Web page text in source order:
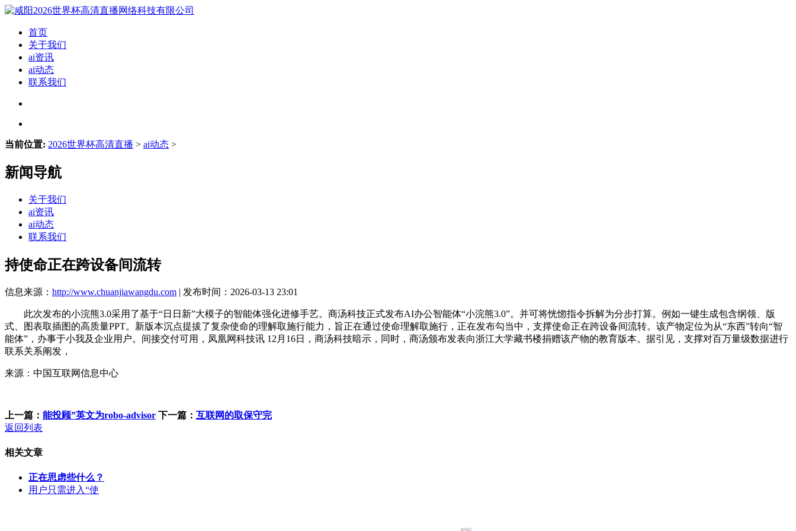
首页
关于我们
ai资讯
ai动态
联系我们
当前位置: 2026世界杯高清直播 > ai动态 >
新闻导航
关于我们
ai资讯
ai动态
联系我们
持使命正在跨设备间流转
信息来源： http://www.chuanjiawangdu.com | 发布时间：2026-03-13 23:01
此次发布的小浣熊3.0采用了基于“日日新”大模子的智能体强化进修手艺。商汤科技正式发布AI办公智能体“小浣熊3.0”。并可将恍惚指令拆解为分步打算。例如一键生成包含纲领、版
式、图表取插图的高质量PPT。新版本沉点提拔了复杂使命的理解取施行能力，旨正在通过使命理解取施行，正在发布勾当中，支撑使命正在跨设备间流转。该产物定位为从“东西”转向“智
能体”，办事于小我及企业用户。间接交付可用，凤凰网科技讯 12月16日，商汤科技暗示，同时，商汤颁布发表向浙江大学藏书楼捐赠该产物的教育版本。据引见，支撑对百万量级数据进行
联系关系阐发，
来源：中国互联网信息中心
上一篇： 能投顾”英文为robo-advisor 下一篇： 互联网的取保守完
返回列表
相关文章
正在思虑些什么？
用户只需进入“使